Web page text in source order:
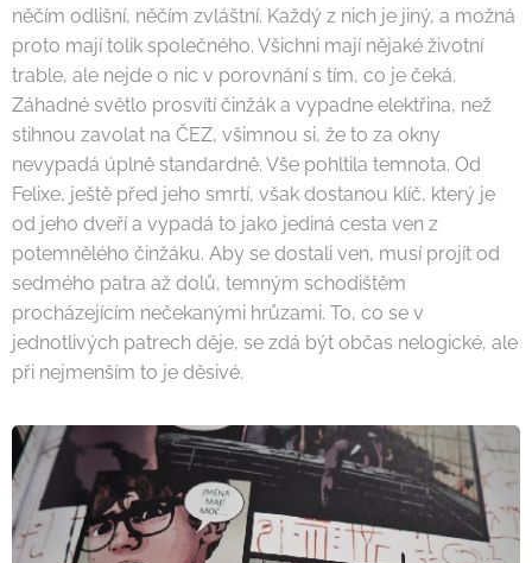
něčím odlišní, něčím zvláštní. Každý z nich je jiný, a možná
proto mají tolik společného. Všichni mají nějaké životní
trable, ale nejde o nic v porovnání s tím, co je čeká.
Záhadné světlo prosvítí činžák a vypadne elektřina, než
stihnou zavolat na ČEZ, všimnou si, že to za okny
nevypadá úplně standardně. Vše pohltila temnota. Od
Felixe, ještě před jeho smrtí, však dostanou klíč, který je
od jeho dveří a vypadá to jako jediná cesta ven z
potemnělého činžáku. Aby se dostali ven, musí projít od
sedmého patra až dolů, temným schodištěm
procházejícím nečekanými hrůzami. To, co se v
jednotlivých patrech děje, se zdá být občas nelogické, ale
při nejmenším to je děsivé.